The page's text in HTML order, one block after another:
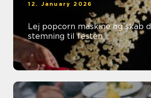
12. January 2026
Lej popcorn maskine og skab
stemning til festen